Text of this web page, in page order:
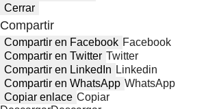
Cerrar
Compartir
Compartir en Facebook Facebook
Compartir en Twitter Twitter
Compartir en LinkedIn Linkedin
Compartir en WhatsApp WhatsApp
Copiar enlace Copiar